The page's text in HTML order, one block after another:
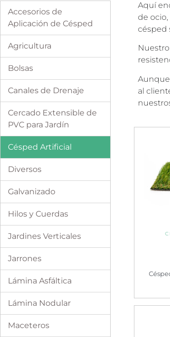
Accesorios de
Aplicación de Césped
Agricultura
Bolsas
Canales de Drenaje
Cercado Extensible de
PVC para Jardín
Césped Artificial
Diversos
Galvanizado
Hilos y Cuerdas
Jardines Verticales
Jarrones
Lámina Asfáltica
Lámina Nodular
Maceteros
Aquí
de
césped
al